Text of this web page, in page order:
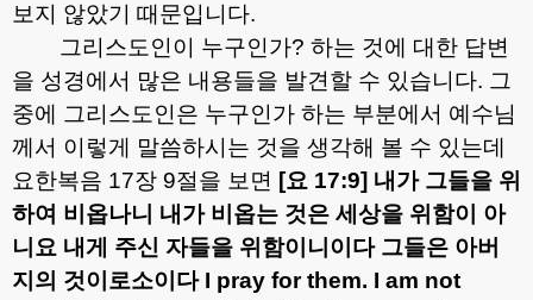
보지 않았기 때문입니다.
그리스도인이 누구인가? 하는 것에 대한 답변
을 성경에서 많은 내용들을 발견할 수 있습니다. 그
중에 그리스도인은 누구인가 하는 부분에서 예수님
께서 이렇게 말씀하시는 것을 생각해 볼 수 있는데
요한복음 17장 9절을 보면 [요 17:9] 내가 그들을 위
하여 비옵나니 내가 비옵는 것은 세상을 위함이 아
니요 내게 주신 자들을 위함이니이다 그들은 아버
지의 것이로소이다I pray for them. I am not